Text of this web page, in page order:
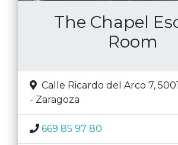
The Chapel
Room
Calle Ricardo del Arco 7,
- Zaragoza
669 85 97 80